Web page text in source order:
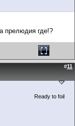
прелюдия где!?
#11
Ready to foil